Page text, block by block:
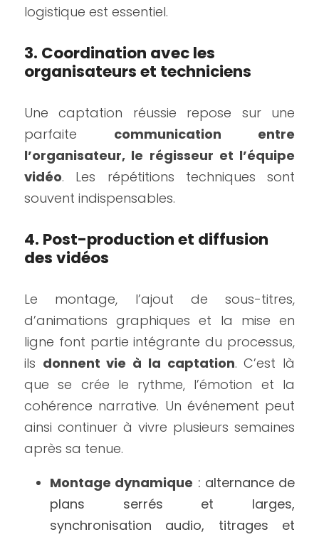
logistique est essentiel.
3. Coordination avec les
organisateurs et techniciens
Une captation réussie repose sur une
parfaite communication entre
l’organisateur, le régisseur et l’équipe
vidéo. Les répétitions techniques sont
souvent indispensables.
4. Post-production et diffusion
des vidéos
Le montage, l’ajout de sous-titres,
d’animations graphiques et la mise en
ligne font partie intégrante du processus,
ils donnent vie à la captation. C’est là
que se crée le rythme, l’émotion et la
cohérence narrative. Un événement peut
ainsi continuer à vivre plusieurs semaines
après sa tenue.
Montage dynamique : alternance de
plans serrés et larges,
synchronisation audio, titrages et